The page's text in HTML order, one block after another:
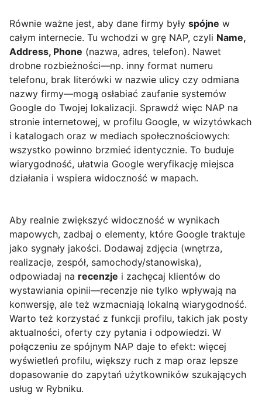
Równie ważne jest, aby dane firmy były spójne w
całym internecie. Tu wchodzi w grę NAP, czyli Name,
Address, Phone (nazwa, adres, telefon). Nawet
drobne rozbieżności—np. inny format numeru
telefonu, brak literówki w nazwie ulicy czy odmiana
nazwy firmy—mogą osłabiać zaufanie systemów
Google do Twojej lokalizacji. Sprawdź więc NAP na
stronie internetowej, w profilu Google, w wizytówkach
i katalogach oraz w mediach społecznościowych:
wszystko powinno brzmieć identycznie. To buduje
wiarygodność, ułatwia Google weryfikację miejsca
działania i wspiera widoczność w mapach.
Aby realnie zwiększyć widoczność w wynikach
mapowych, zadbaj o elementy, które Google traktuje
jako sygnały jakości. Dodawaj zdjęcia (wnętrza,
realizacje, zespół, samochody/stanowiska),
odpowiadaj na recenzje i zachęcaj klientów do
wystawiania opinii—recenzje nie tylko wpływają na
konwersję, ale też wzmacniają lokalną wiarygodność.
Warto też korzystać z funkcji profilu, takich jak posty
aktualności, oferty czy pytania i odpowiedzi. W
połączeniu ze spójnym NAP daje to efekt: więcej
wyświetleń profilu, większy ruch z map oraz lepsze
dopasowanie do zapytań użytkowników szukających
usług w Rybniku.